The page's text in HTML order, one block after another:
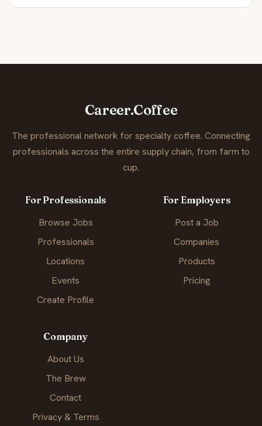
Career.Coffee
The professional network for specialty coffee. Connecting
professionals across the entire supply chain, from farm to
cup.
For Professionals
Browse Jobs
Professionals
Locations
Events
Create Profile
For Employers
Post a Job
Companies
Products
Pricing
Company
About Us
The Brew
Contact
Privacy & Terms